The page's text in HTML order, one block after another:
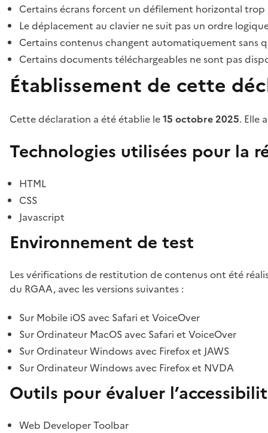
Certains écrans forcent un défilement horizontal
Le déplacement au clavier ne suit pas un ordre
Certains contenus changent automatiquement sans
Certains documents téléchargeables ne sont pas
Établissement de cette
Cette déclaration a été établie le15 octobre 2025. Elle
Technologies utilisées pour la
HTML
CSS
Javascript
Environnement de test
Les vérifications de restitution de contenus ont été
du RGAA, avec les versions suivantes :
Sur Mobile iOS avec Safari et VoiceOver
Sur Ordinateur MacOS avec Safari et VoiceOver
Sur Ordinateur Windows avec Firefox et JAWS
Sur Ordinateur Windows avec Firefox et NVDA
Outils pour évaluer
Web Developer Toolbar